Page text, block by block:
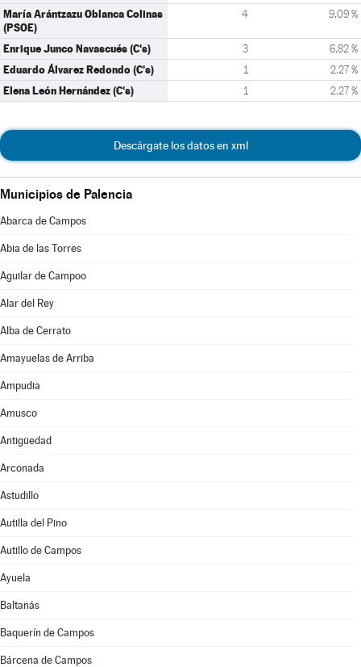
María Arántzazu Oblanca Colinas
(PSOE)
4 9,09 %
Enrique Junco Navascués (C's) 3 6,82 %
Eduardo Álvarez Redondo (C's) 1 2,27 %
Elena León Hernández (C's) 1 2,27 %
Descárgate los datos en xml
Municipios de Palencia
Abarca de Campos
Abia de las Torres
Aguilar de Campoo
Alar del Rey
Alba de Cerrato
Amayuelas de Arriba
Ampudia
Amusco
Antigüedad
Arconada
Astudillo
Autilla del Pino
Autillo de Campos
Ayuela
Baltanás
Baquerín de Campos
Bárcena de Campos